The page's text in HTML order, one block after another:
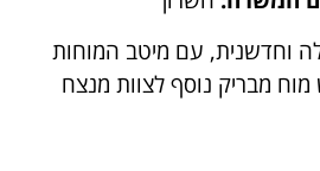
וחדשנית, עם מיטב המוחות
מבריק נוסף לצוות מנצח